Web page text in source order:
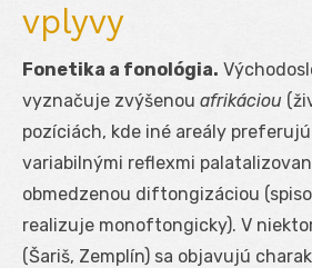
vplyvy
Fonetika a fonológia.
vyznačuje zvýšenou afrikáciou
pozíciách, kde iné areály
variabilnými reflexmi
obmedzenou diftongizáciou
realizuje monoftongicky). V
(Šariš, Zemplín) sa objavujú